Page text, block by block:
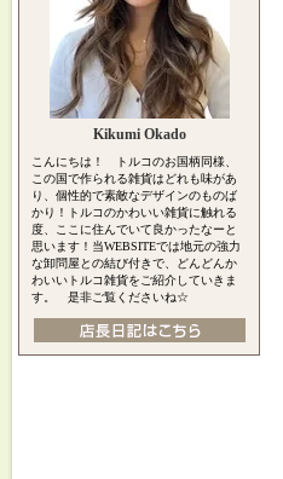
Kikumi Okado
こんにちは！ トルコのお国柄同様、
この国で作られる雑貨はどれも味があ
り、個性的で素敵なデザインのものば
かり！トルコのかわいい雑貨に触れる
度、ここに住んでいて良かったなーと
思います！当WEBSITEでは地元の強力
な卸問屋との結び付きで、どんどんか
わいいトルコ雑貨をご紹介していきま
す。 是非ご覧くださいね☆